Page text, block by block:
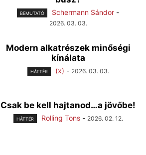
BEMUTATÓ Schermann Sándor -
2026. 03. 03.
Modern alkatrészek minőségi
kínálata
HÁTTÉR (x) - 2026. 03. 03.
Csak be kell hajtanod…a jövőbe!
HÁTTÉR Rolling Tons - 2026. 02. 12.